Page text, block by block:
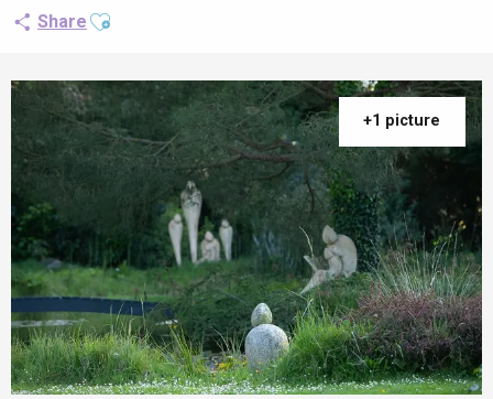
Share Ajouter aux favoris
+1 picture